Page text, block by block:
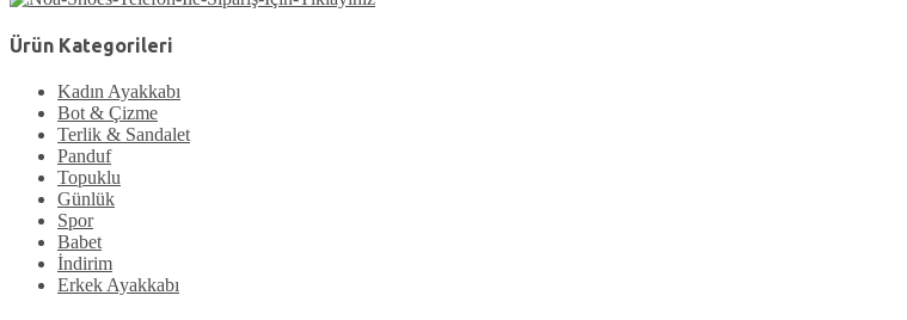
Ürün Kategorileri
Kadın Ayakkabı
Bot & Çizme
Terlik & Sandalet
Panduf
Topuklu
Günlük
Spor
Babet
İndirim
Erkek Ayakkabı